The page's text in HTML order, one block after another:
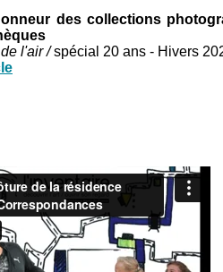
des collections
de l'air /spécial 20 ans - Hivers